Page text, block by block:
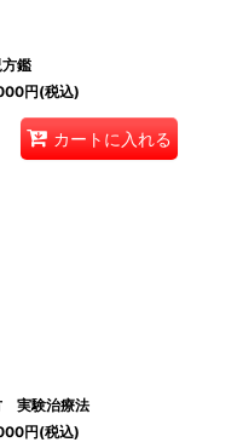
鑑
円(税込)
カートに入れる
実験治療法
円(税込)